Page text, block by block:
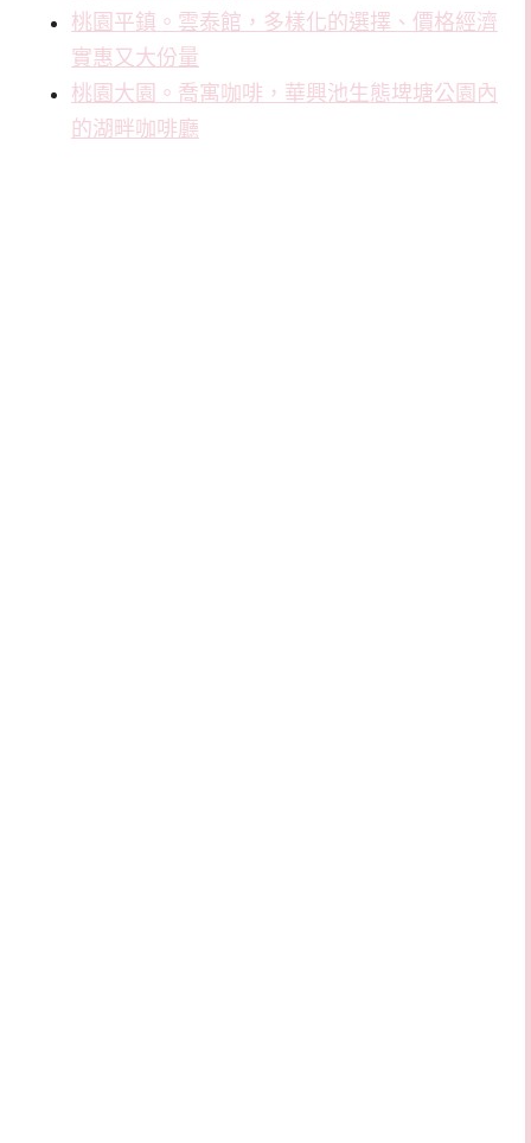
桃園平鎮。雲泰館，多樣化的選擇、價格經濟
實惠又大份量
桃園大園。喬寓咖啡，華興池生態埤塘公園內
的湖畔咖啡廳